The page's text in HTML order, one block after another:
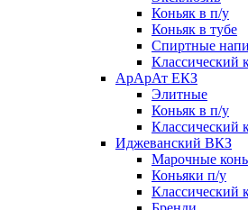
Коньяк в п/у
Коньяк в тубе
Спиртные
Классический
АрАрАт ЕКЗ
Элитные
Коньяк в п/у
Классический
Иджеванский ВКЗ
Марочные
Коньяки п/у
Классический